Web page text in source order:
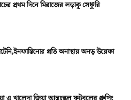
প্রথম দিনে মিরাজের লড়াকু সেঞ্চুরি
প্রতি অনাস্থায় অনড় উয়েফা